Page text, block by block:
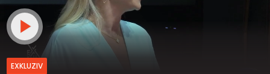
EXKLUZIV